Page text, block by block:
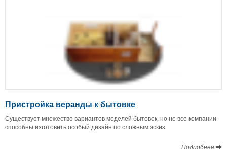
Пристройка веранды к бытовке
Существует множество вариантов моделей бытовок, но не все компании
способны изготовить особый дизайн по сложным эскиз
Подробнее